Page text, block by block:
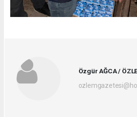
Özgür AĞCA /